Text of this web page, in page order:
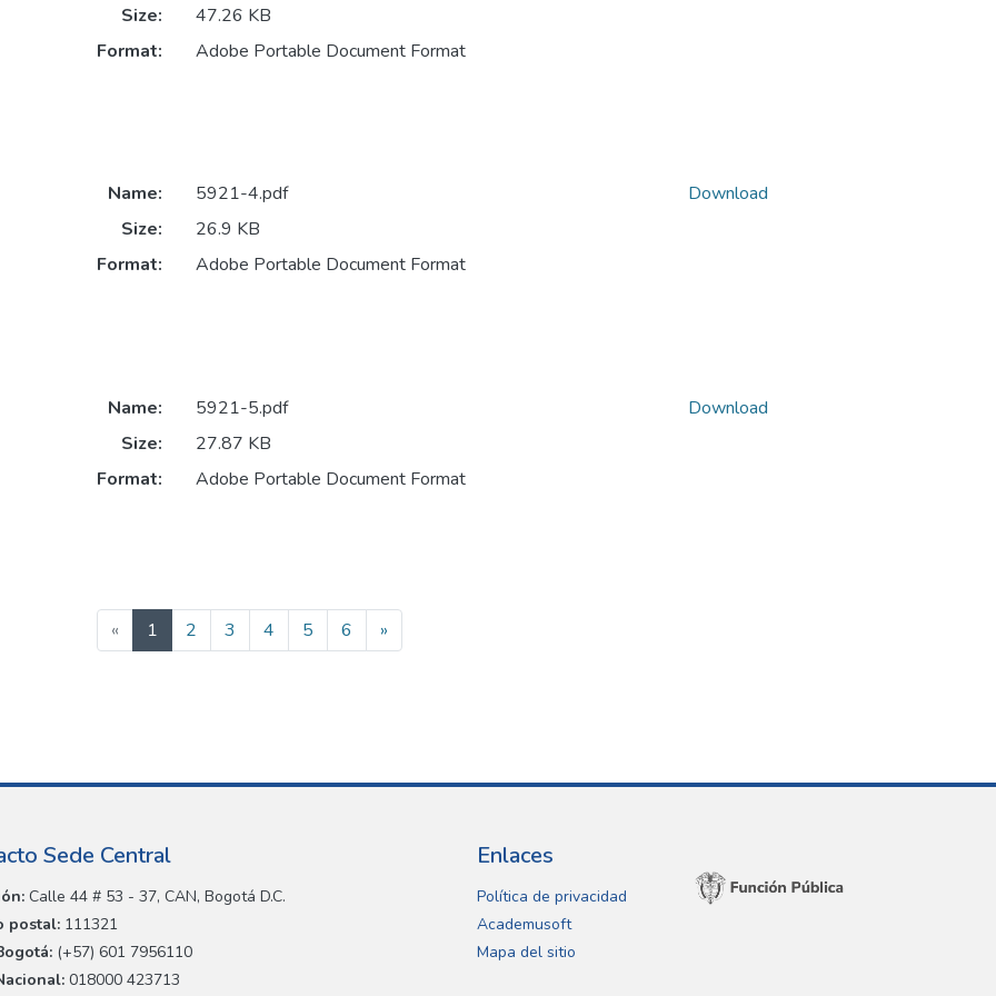
Size:
47.26 KB
Format:
Adobe Portable Document Format
Name:
5921-4.pdf
Size:
26.9 KB
Format:
Adobe Portable Document Format
Download
Name:
5921-5.pdf
Size:
27.87 KB
Format:
Adobe Portable Document Format
Download
« 1(current)
2 3 4 5 6 »
Sede Central
Calle 44 # 53 - 37, CAN, Bogotá D.C.
postal: 111321
(+57) 601 7956110
018000 423713
Enlaces
Política de privacidad
Academusoft
Mapa del sitio